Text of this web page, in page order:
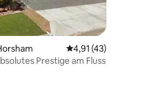
Durchschnittliche
4,91 (43)
Prestige am Fluss